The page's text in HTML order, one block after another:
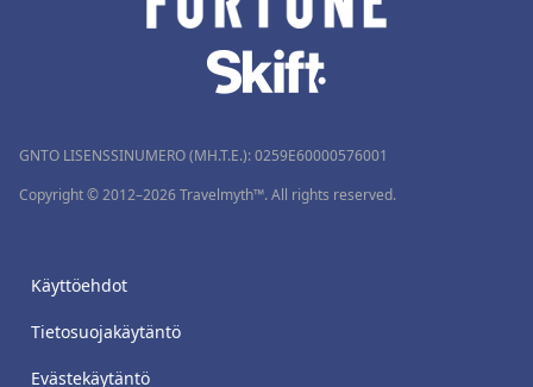
GNTO LISENSSINUMERO (MH.T.E.): 0259Ε60000576001
Copyright © 2012–2026 Travelmyth™. All rights reserved.
Käyttöehdot
Tietosuojakäytäntö
Evästekäytäntö